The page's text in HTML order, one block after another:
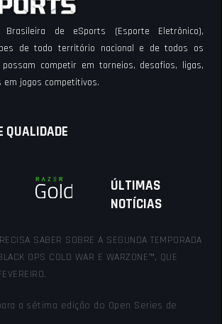
de eSports (Esporte Eletrônico),
de todo território nacional e de todos os
possam competir em torneios, desafios, ligas,
em jogos competitivos.
QUALIDADE
ÚLTIMAS
NOTÍCIAS
SABER SOBRE A SEGUNDA TEMPORADA
OPS COLD WAR E WARZONE™, QUE
a sétima edição do Open Series de